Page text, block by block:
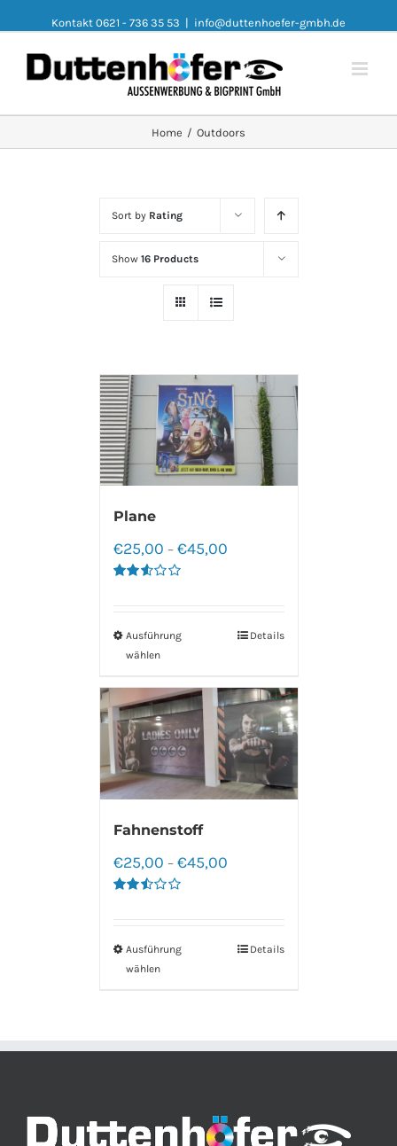
Kontakt 0621 - 736 35 53 | info@duttenhoefer-gmbh.de
Home / Outdoors
Sort by Rating
Show 16 Products
Plane
von 5
€25,00 – €45,00
Ausführung
wählen
Details
Fahnenstoff
von 5
€25,00 – €45,00
Ausführung
wählen
Details